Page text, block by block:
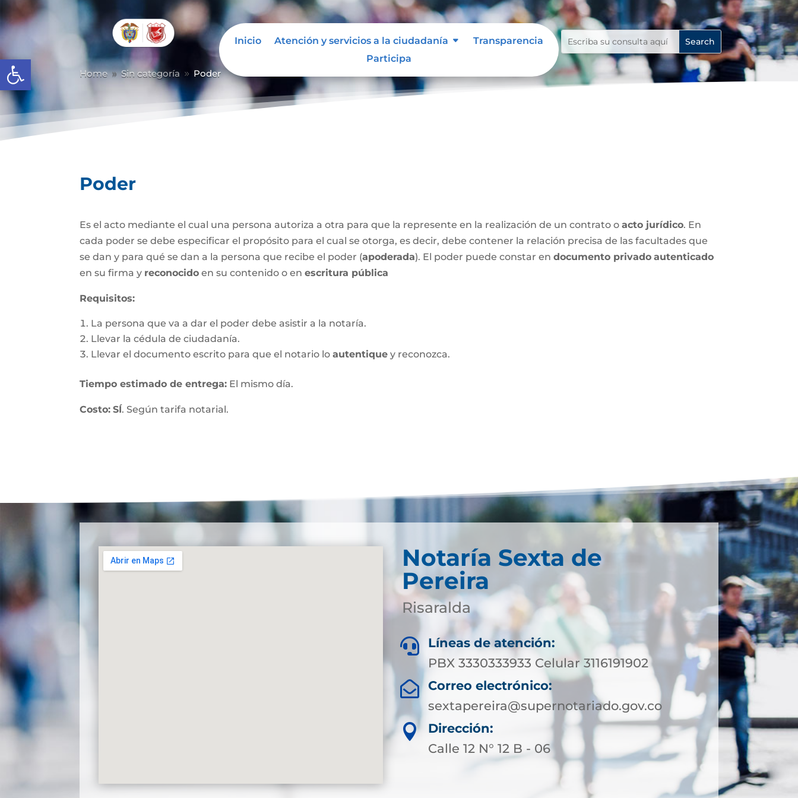
Abrir barra de herramientas
Inicio Atención y servicios a la ciudadanía
Transparencia
Participa
Home 9 Sin categoría 9 Poder
Poder
Es el acto mediante el cual una persona autoriza a otra para que la represente en la realización de un contrato oacto jurídico. En
cada poder se debe especificar el propósito para el cual se otorga, es decir, debe contener la relación precisa de las facultades que
se dan y para qué se dan a la persona que recibe el poder (apoderada). El poder puede constar endocumento privado autenticado
en su firma y reconocido en su contenido o enescritura pública
Requisitos:
La persona que va a dar el poder debe asistir a la notaría.
Llevar la cédula de ciudadanía.
Llevar el documento escrito para que el notario loautentique y reconozca.
Tiempo estimado de entrega: El mismo día.
Costo: SÍ. Según tarifa notarial.
Notaría Sexta de
Pereira
Risaralda

Líneas de atención:
PBX 3330333933 Celular 3116191902

Correo electrónico:
sextapereira@supernotariado.gov.co

Dirección:
Calle 12 N° 12 B - 06